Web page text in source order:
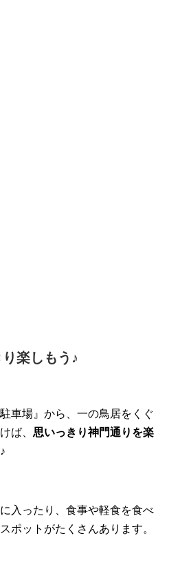
楽しもう♪
車場』から、一の鳥居をくぐ
ば、 思いっきり神門通りを楽
入ったり、食事や軽食を食べ
ポットがたくさんあります。